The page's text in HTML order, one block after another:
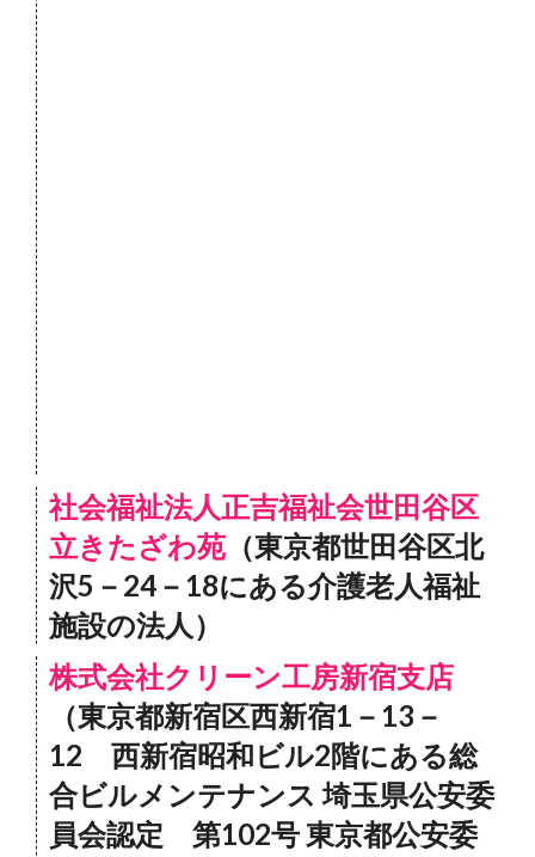
社会福祉法人正吉福祉会世田谷区
立きたざわ苑 （東京都世田谷区北
沢5－24－18にある介護老人福祉
施設の法人）
株式会社クリーン工房新宿支店
（東京都新宿区西新宿1－13－
12 西新宿昭和ビル2階にある総
合ビルメンテナンス 埼玉県公安委
員会認定 第102号 東京都公安委